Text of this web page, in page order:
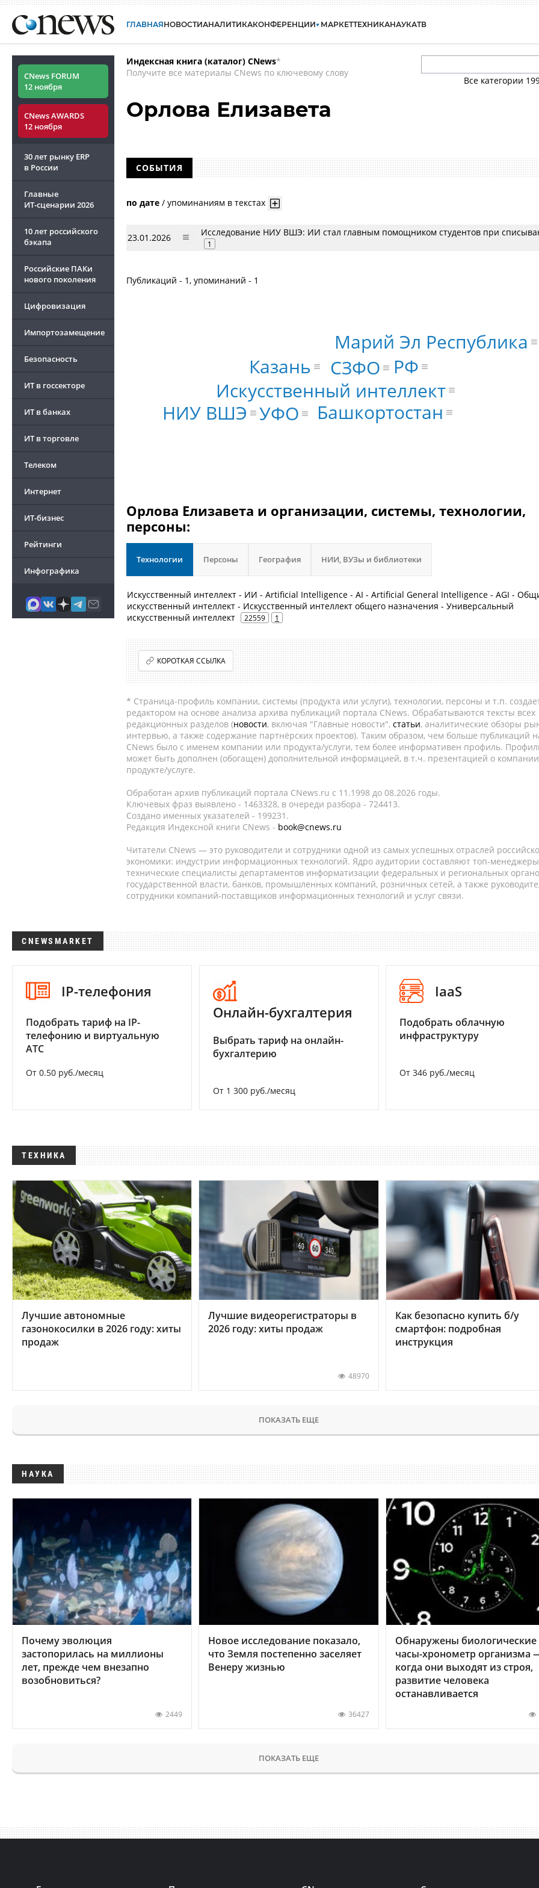
ГЛАВНАЯНОВОСТИАНАЛИТИКАКОНФЕРЕНЦИИ МАРКЕТТЕХНИКАНАУКАТВ
CNews FORUM
12 ноября
CNews AWARDS
12 ноября
30 лет рынку ERP
в России
Главные
ИТ-сценарии 2026
10 лет российского
бэкапа
Российские ПАКи
нового поколения
Цифровизация
Импортозамещение
Безопасность
ИТ в госсекторе
ИТ в банках
ИТ в торговле
Телеком
Интернет
ИТ-бизнес
Рейтинги
Инфографика
Индексная книга (каталог) CNews*
Получите все материалы CNews по ключевому слову
Все категории
Орлова Елизавета
СОБЫТИЯ
по дате / упоминаниям в текстах
23.01.2026 Исследование НИУ ВШЭ: ИИ стал главным помощником студентов при
1
Публикаций - 1, упоминаний - 1
Искусственный интеллект
РФ
СЗФО
Казань
УФО
Башкортостан
Марий Эл Республика
НИУ ВШЭ
Орлова Елизавета и организации, системы, технологии,
персоны:
Технологии Персоны География НИИ, ВУЗы и библиотеки
Искусственный интеллект - ИИ - Artificial Intelligence - AI - Artificial General Intelligence - AGI -
искусственный интеллект - Искусственный интеллект общего назначения - Универсальный
искусственный интеллект
22559 1
КОРОТКАЯ ССЫЛКА
* Страница-профиль компании, системы (продукта или услуги), технологии, персоны и т.п.
редактором на основе анализа архива публикаций портала CNews. Обрабатываются тексты всех
редакционных разделов (новости, включая "Главные новости", статьи, аналитические обзоры
интервью, а также содержание партнёрских проектов). Таким образом, чем больше публикаций
CNews было с именем компании или продукта/услуги, тем более информативен профиль.
может быть дополнен (обогащен) дополнительной информацией, в т.ч. презентацией о
продукте/услуге.
Обработан архив публикаций портала CNews.ru c 11.1998 до 08.2026 годы.
Ключевых фраз выявлено - 1463328, в очереди разбора - 724413.
Создано именных указателей - 199231.
Редакция Индексной книги CNews - book@cnews.ru
Читатели CNews — это руководители и сотрудники одной из самых успешных отраслей
экономики: индустрии информационных технологий. Ядро аудитории составляют топ-
технические специалисты департаментов информатизации федеральных и региональных
государственной власти, банков, промышленных компаний, розничных сетей, а также
сотрудники компаний-поставщиков информационных технологий и услуг связи.
CNEWSMARKET
IP-телефония
Подобрать тариф на IP-
телефонию и виртуальную
АТС
От 0.50 руб./месяц
Онлайн-бухгалтерия
Выбрать тариф на онлайн-
бухгалтерию
От 1 300 руб./месяц
IaaS
Подобрать облачную
инфраструктуру
От 346 руб./месяц
ТЕХНИКА
Лучшие автономные
газонокосилки в 2026 году: хиты
продаж
Лучшие видеорегистраторы в
2026 году: хиты продаж
48970
Как безопасно купить б/у
смартфон: подробная
инструкция
ПОКАЗАТЬ ЕЩЕ
НАУКА
Почему эволюция
застопорилась на миллионы
лет, прежде чем внезапно
возобновиться?
2449
Новое исследование показало,
что Земля постепенно заселяет
Венеру жизнью
36427
Обнаружены биологические
часы-хронометр организма
когда они выходят из строя,
развитие человека
останавливается
ПОКАЗАТЬ ЕЩЕ